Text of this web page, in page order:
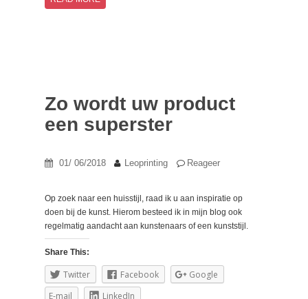
Zo wordt uw product
een superster
01/ 06/2018 Leoprinting Reageer
Op zoek naar een huisstijl, raad ik u aan inspiratie op
doen bij de kunst. Hierom besteed ik in mijn blog ook
regelmatig aandacht aan kunstenaars of een kunststijl.
Share This:
Twitter Facebook
Google
E-mail
LinkedIn